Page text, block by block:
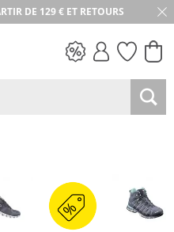
DE 129 € ET RETOURS
30 JOURS